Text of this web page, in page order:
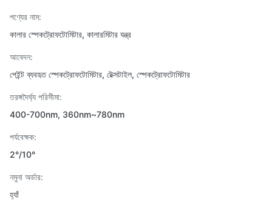
পণ্যের নাম:
কালার স্পেকট্রোফটোমিটার, কালারমিটার যন্ত্র
আবেদন:
পেইন্ট ব্যবহৃত স্পেকট্রোফটোমিটার, টেক্সটাইল, স্পেকট্রোফটোমিটার
তরঙ্গদৈর্ঘ্য পরিসীমা:
400-700nm, 360nm~780nm
পর্যবেক্ষক:
2°/10°
নমুনা অর্ডার:
হ্যাঁ